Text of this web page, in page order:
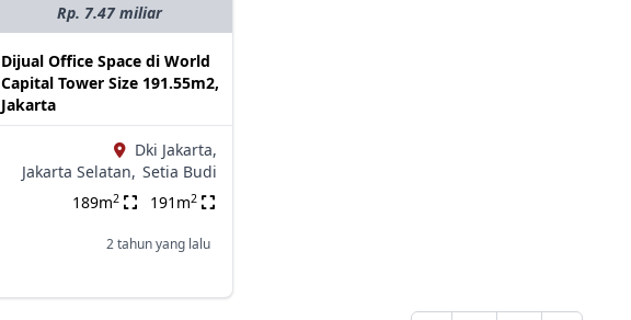
Rp. 7.47 miliar
Dijual Office Space di World
Capital Tower Size 191.55m2,
Jakarta
Dki Jakarta,
Jakarta Selatan, Setia Budi
189m2 191m2
2 tahun yang lalu